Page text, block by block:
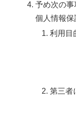
予め次の
個人情報保
利用目
第三者